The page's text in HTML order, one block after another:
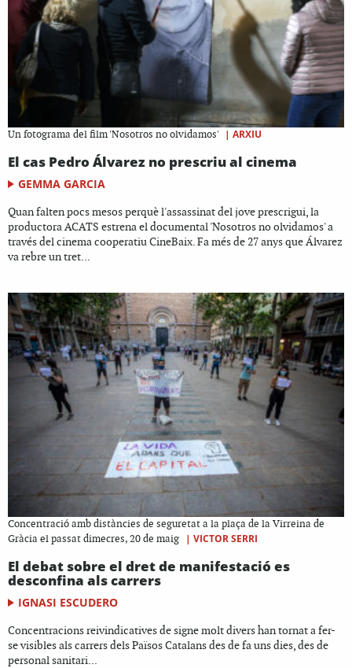
Un fotograma del film 'Nosotros no olvidamos' | ARXIU
El cas Pedro Álvarez no prescriu al cinema
GEMMA GARCIA
Quan falten pocs mesos perquè l'assassinat del jove prescrigui, la
productora ACATS estrena el documental 'Nosotros no olvidamos' a
través del cinema cooperatiu CineBaix. Fa més de 27 anys que Álvarez
va rebre un tret...
Concentració amb distàncies de seguretat a la plaça de la Virreina de
Gràcia el passat dimecres, 20 de maig
| VICTOR SERRI
El debat sobre el dret de manifestació es
desconfina als carrers
IGNASI ESCUDERO
Concentracions reivindicatives de signe molt divers han tornat a fer-
se visibles als carrers dels Països Catalans des de fa uns dies, des de
personal sanitari...